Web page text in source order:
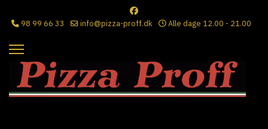
98 99 66 33 info@pizza-proff.dk Alle dage 12.00 - 21.00